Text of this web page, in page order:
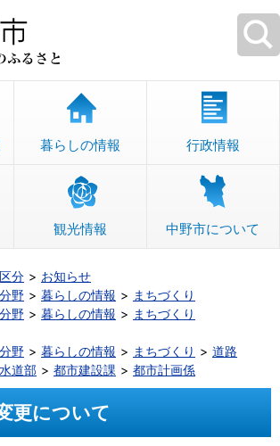
暮らしの情報 行政情報
観光情報 中野市について
区分
お知らせ
分野 暮らしの情報
まちづくり
分野 暮らしの情報
まちづくり
分野 暮らしの情報 まちづくり
道路
道部 都市建設課 都市計画係
更について